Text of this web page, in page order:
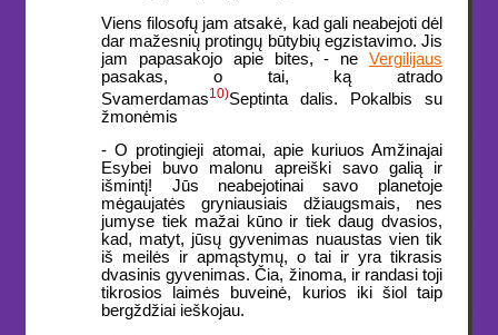
Viens filosofų jam atsakė, kad gali neabejoti dėl
dar mažesnių protingų būtybių egzistavimo. Jis
jam papasakojo apie bites, - ne Vergilijaus
pasakas, o tai, ką atrado
Svamerdamas10)Septinta dalis. Pokalbis su
žmonėmis
- O protingieji atomai, apie kuriuos Amžinajai
Esybei buvo malonu apreiški savo galią ir
išmintį! Jūs neabejotinai savo planetoje
mėgaujatės gryniausiais džiaugsmais, nes
jumyse tiek mažai kūno ir tiek daug dvasios,
kad, matyt, jūsų gyvenimas nuaustas vien tik
iš meilės ir apmąstymų, o tai ir yra tikrasis
dvasinis gyvenimas. Čia, žinoma, ir randasi toji
tikrosios laimės buveinė, kurios iki šiol taip
bergždžiai ieškojau.